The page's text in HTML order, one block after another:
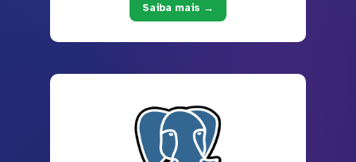
Saiba mais →